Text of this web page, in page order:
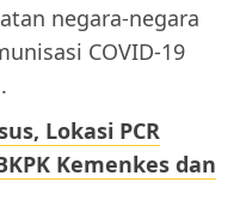
negara-negara
COVID-19
Lokasi PCR
Kemenkes dan